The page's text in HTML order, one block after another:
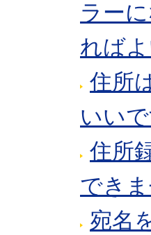
ラー
れば
住所
いい
住所
できま
宛名